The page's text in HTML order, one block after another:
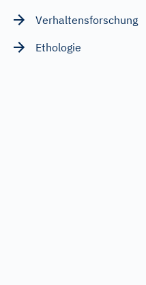
Verhaltensforschung
Ethologie